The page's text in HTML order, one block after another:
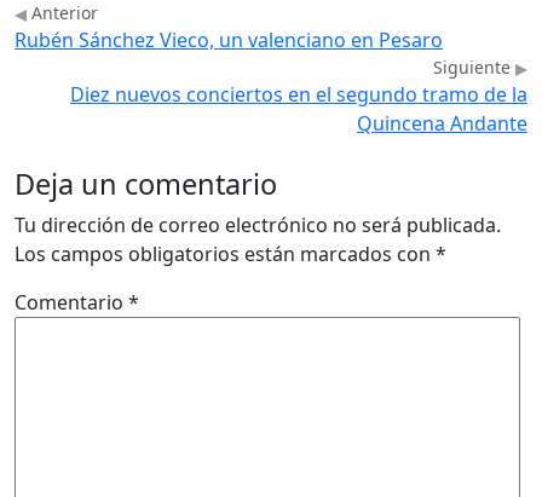
Anterior
Rubén Sánchez Vieco, un valenciano en Pesaro
Siguiente
Diez nuevos conciertos en el segundo tramo de la
Quincena Andante
Deja un comentario
Tu dirección de correo electrónico no será publicada.
Los campos obligatorios están marcados con *
Comentario *